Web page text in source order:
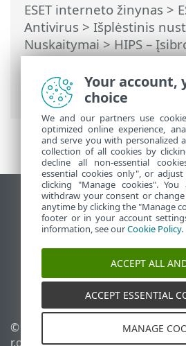
ESET interneto žinynas >
Antivirus > Išplėstinis
Nuskaitymai>HIPS –
pagrindinį kompiuterį
sistema>HIPS taisyklių
Pridėti programos /
Rodyti darbalaukio
End of Life
ESET žinių bazė
ESET forumas
ESET Status Portal
Palaikymas regione
© 1992 - 2025 ESET, spol. s
r.o. - Visos teisės
Your account,
choice
We and our partners use
optimized online experience,
and serve you with personalized
collection of all cookies by
decline all non-essential
essential cookies only", or
clicking "Manage cookies".
withdraw your consent or
anytime by clicking the "Manage
footer or in your account
information, see ourCookie Policy.
ACCEPT ALL
ACCEPT ESSENTIAL
MANAGE